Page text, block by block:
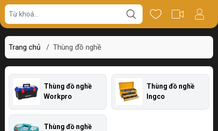
Trang chủ / Thùng đồ nghề
Thùng đồ nghề
Workpro
Thùng đồ nghề
Ingco
Thùng đồ nghề